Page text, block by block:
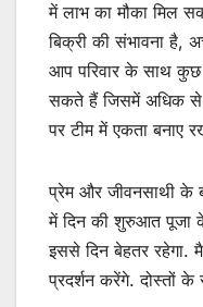
में लाभ का मौका मिल
बिक्री की संभावना है,
आप परिवार के साथ कुछ
सकते हैं जिसमें अधिक से
पर टीम में एकता बनाए
प्रेम और जीवनसाथी के
में दिन की शुरुआत पूजा
इससे दिन बेहतर रहेगा.
प्रदर्शन करेंगे. दोस्तों